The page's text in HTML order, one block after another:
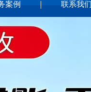
案例 联系我们